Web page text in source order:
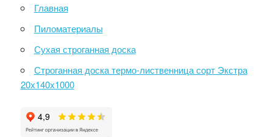
Главная
Пиломатериалы
Сухая строганная доска
Строганная доска термо-лиственница сорт Экстра
20х140х1000